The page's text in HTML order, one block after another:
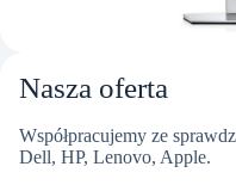
Nasza oferta
Współpracujemy ze
Dell, HP, Lenovo, Apple.